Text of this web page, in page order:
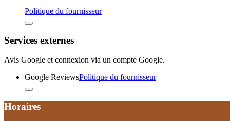
Politique du fournisseur
Services externes
Avis Google et connexion via un compte Google.
Google ReviewsPolitique du fournisseur
Horaires